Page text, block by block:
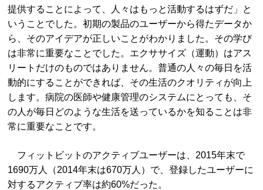
提供することによって、人々はもっと活動するはずだ」と
いうことでした。初期の製品のユーザーから得たデータか
ら、そのアイデアが正しいことがわかりました。その学び
は非常に重要なことでした。エクササイズ（運動）はアス
リートだけのものではありません。普通の人々の毎日を活
動的にすることができれば、その生活のクオリティが向上
します。病院の医師や健康管理のシステムにとっても、そ
の人が毎日どのような生活を送っているかを知ることは非
常に重要なことです。
フィットビットのアクティブユーザーは、2015年末で
1690万人（2014年末は670万人）で、登録したユーザーに
対するアクティブ率は約60%だった。